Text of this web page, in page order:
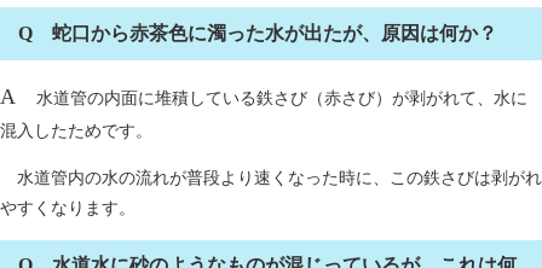
Q 蛇口から赤茶色に濁った水が出たが、原因は何か？
A
水道管の内面に堆積している鉄さび（赤さび）が剥がれて、水に
混入したためです。
水道管内の水の流れが普段より速くなった時に、この鉄さびは剥がれ
やすくなります。